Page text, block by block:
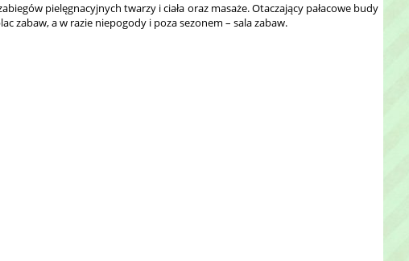
pielęgnacyjnych twarzy i ciała oraz masaże. Otaczający pałacowe budy
zabaw, a w razie niepogody i poza sezonem – sala zabaw.